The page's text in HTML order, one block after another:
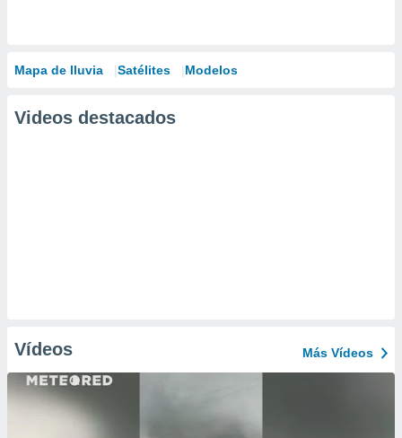
Mapa de lluvia Satélites Modelos
Videos destacados
Vídeos Más Vídeos